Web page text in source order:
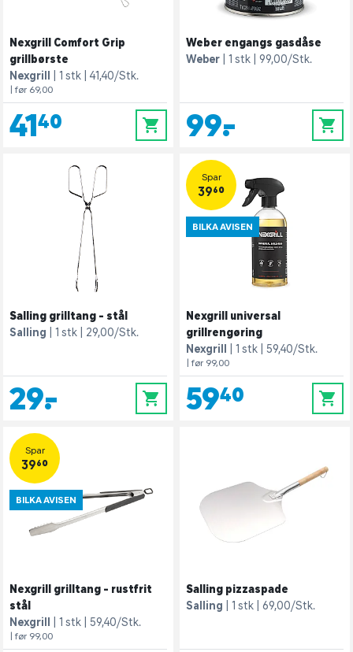
Nexgrill Comfort Grip
grillbørste
Nexgrill
1 stk 41,40/Stk.
| før 69,00
41,40 0
Weber engangs gasdåse
Weber
1 stk 99,00/Stk.
99,- 0
Salling grilltang - stål
Salling
1 stk 29,00/Stk.
29,- 0
Spar
39,60
BILKA AVISEN
Nexgrill universal
grillrengøring
Nexgrill
1 stk 59,40/Stk.
| før 99,00
59,40 0
Spar
39,60
BILKA AVISEN
Nexgrill grilltang - rustfrit
stål
Nexgrill
1 stk 59,40/Stk.
| før 99,00
Salling pizzaspade
Salling
1 stk 69,00/Stk.